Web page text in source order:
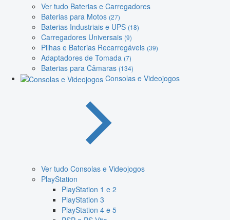
Ver tudo Baterias e Carregadores
Baterias para Motos (27)
Baterias Industriais e UPS (18)
Carregadores Universais (9)
Pilhas e Baterias Recarregáveis (39)
Adaptadores de Tomada (7)
Baterias para Câmaras (134)
Consolas e Videojogos
Ver tudo Consolas e Videojogos
PlayStation
PlayStation 1 e 2
PlayStation 3
PlayStation 4 e 5